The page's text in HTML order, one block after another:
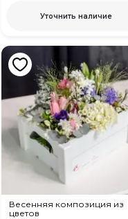
Уточнить наличие
Весенняя композиция из
цветов